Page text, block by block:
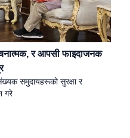
र आपसी फाइदाजनक
समुदायहरूको सुरक्षा र
गरे